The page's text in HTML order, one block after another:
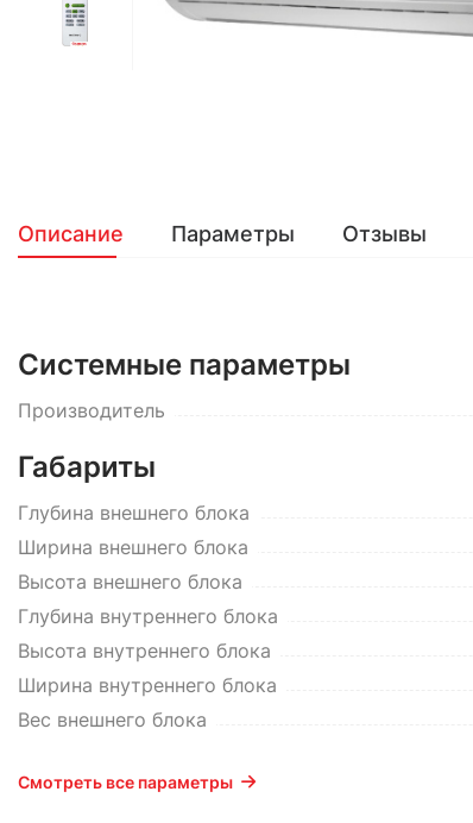
Описание Параметры Отзывы
Системные параметры
Производитель
Габариты
Глубина внешнего блока
Ширина внешнего блока
Высота внешнего блока
Глубина внутреннего блока
Высота внутреннего блока
Ширина внутреннего блока
Вес внешнего блока
Смотреть все параметры